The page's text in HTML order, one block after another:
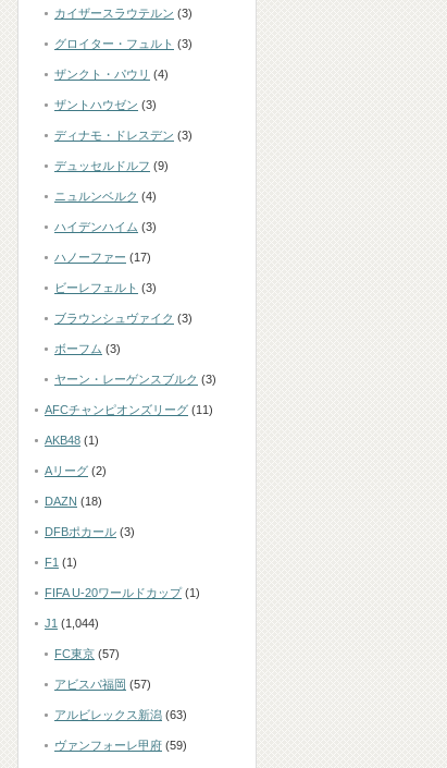
カイザースラウテルン (3)
グロイター・フュルト (3)
ザンクト・パウリ (4)
ザントハウゼン (3)
ディナモ・ドレスデン (3)
デュッセルドルフ (9)
ニュルンベルク (4)
ハイデンハイム (3)
ハノーファー (17)
ビーレフェルト (3)
ブラウンシュヴァイク (3)
ボーフム (3)
ヤーン・レーゲンスブルク (3)
AFCチャンピオンズリーグ (11)
AKB48 (1)
Aリーグ (2)
DAZN (18)
DFBポカール (3)
F1 (1)
FIFA U-20ワールドカップ(1)
J1 (1,044)
FC東京 (57)
アビスパ福岡 (57)
アルビレックス新潟 (63)
ヴァンフォーレ甲府 (59)